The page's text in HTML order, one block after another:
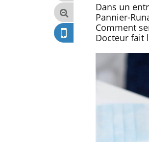
Dans un
Pannier-
Comment
Docteur fait